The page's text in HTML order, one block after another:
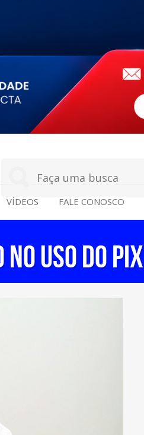
VÍDEOS FALE CONOSCO
uso do Pix